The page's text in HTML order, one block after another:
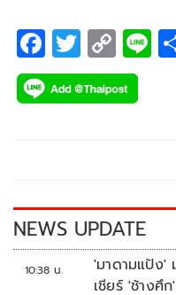
F
ac
e
k
T
wi
tt
C
o
p
k
Li
NEWS UPDATE
10:38 น.
'มาดามแป้ง'
เชียร์ 'ช้างศึ